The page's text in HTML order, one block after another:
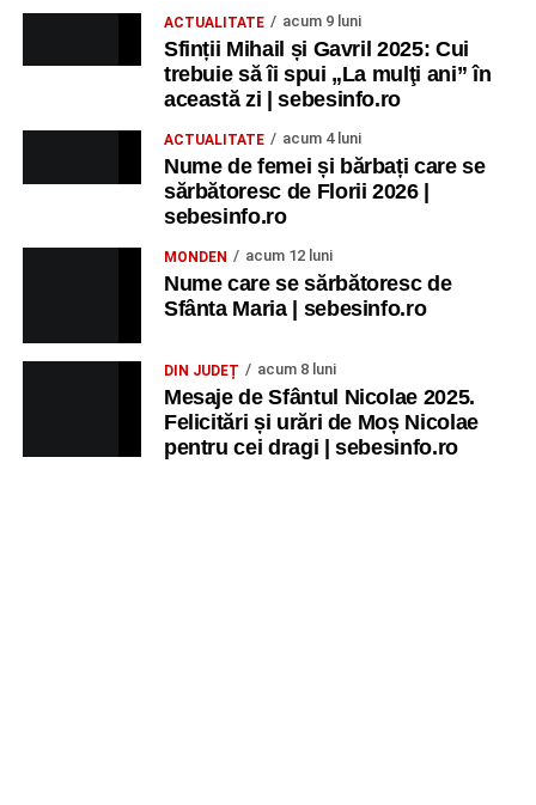
ACTUALITATE acum 9 luni
Sfinții Mihail și Gavril 2025: Cui
trebuie să îi spui „La mulţi ani” în
această zi | sebesinfo.ro
ACTUALITATE acum 4 luni
Nume de femei și bărbați care se
sărbătoresc de Florii 2026 |
sebesinfo.ro
MONDEN acum 12 luni
Nume care se sărbătoresc de
Sfânta Maria | sebesinfo.ro
DIN JUDEȚ acum 8 luni
Mesaje de Sfântul Nicolae 2025.
Felicitări și urări de Moș Nicolae
pentru cei dragi | sebesinfo.ro